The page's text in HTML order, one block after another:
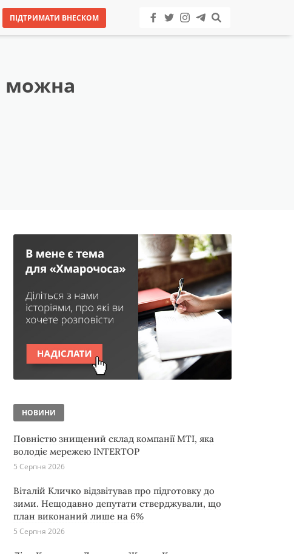
ПІДТРИМАТИ ВНЕСКОМ
можна
НОВИНИ
Повністю знищений склад компанії MTI, яка
володіє мережею INTERTOP
5 Серпня 2026
Віталій Кличко відзвітував про підготовку до
зими. Нещодавно депутати стверджували, що
план виконаний лише на 6%
5 Серпня 2026